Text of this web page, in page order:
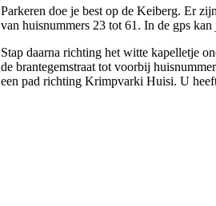
Parkeren doe je best op de Keiberg. Er
van huisnummers 23 tot 61. In de gps
Stap daarna richting het witte kapelletje
de brantegemstraat tot voorbij
een pad richting Krimpvarki Huisi. U